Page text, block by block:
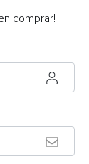
comprar!